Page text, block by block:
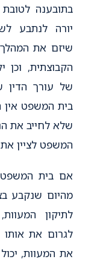
בתובענה
יורה לנתבע
שיזם את
הקבוצתית,
של עורך
בית המשפט אין
שלא לחייב את
המשפט לציין
אם בית המשפט
מהיום שנקבע
לתיקון
לגרום את
את המעוות,